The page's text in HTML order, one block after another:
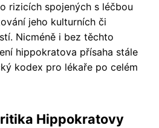
rizicích spojených s léčbou
jeho kulturních či
Nicméně i bez těchto
hippokratova přísaha stále
kodex pro lékaře po celém
Hippokratovy